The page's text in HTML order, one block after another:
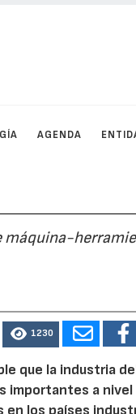
AGENDA
máquina-
1230
que la industria
a nivel